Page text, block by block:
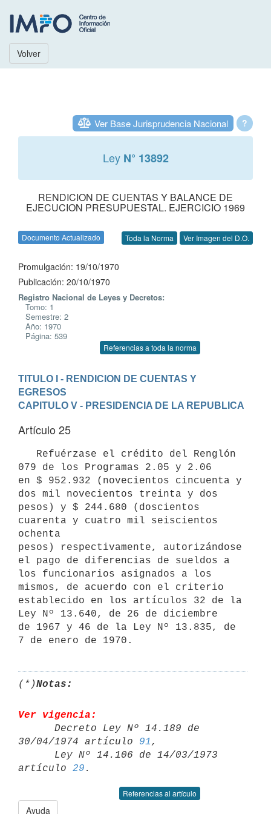
Volver
?
Ver Base Jurisprudencia Nacional
Ley N° 13892
RENDICION DE CUENTAS Y BALANCE DE
EJECUCION PRESUPUESTAL. EJERCICIO 1969
Documento Actualizado Toda la Norma Ver Imagen del D.O.
Promulgación: 19/10/1970
Publicación: 20/10/1970
Registro Nacional de Leyes y Decretos:
Tomo: 1
Semestre: 2
Año: 1970
Página: 539
Referencias a toda la norma
TITULO I - RENDICION DE CUENTAS Y
EGRESOS
CAPITULO V - PRESIDENCIA DE LA REPUBLICA
Artículo 25
079 de los Programas 2.05 y 2.06
en $ 952.932 (novecientos cincuenta y
dos mil novecientos treinta y dos
pesos) y $ 244.680 (doscientos
cuarenta y cuatro mil seiscientos
ochenta
pesos) respectivamente, autorizándose
el pago de diferencias de sueldos a
los funcionarios asignados a los
mismos, de acuerdo con el criterio
establecido en los artículos 32 de la
Ley Nº 13.640, de 26 de diciembre
de 1967 y 46 de la Ley Nº 13.835, de
7 de enero de 1970.
(*)Notas:
Ver vigencia:
30/04/1974 artículo 91 ,
artículo 29
Referencias al artículo
Ayuda